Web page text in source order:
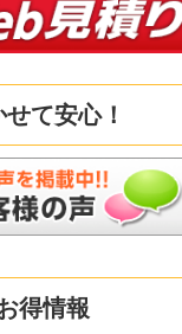
て安心！
得情報